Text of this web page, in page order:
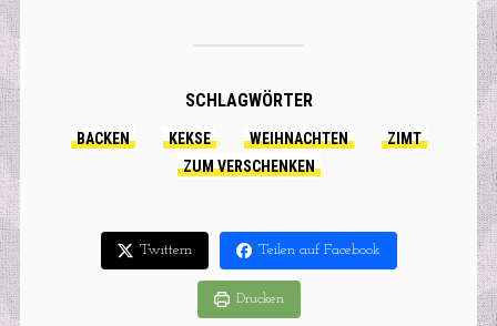
SCHLAGWÖRTER
BACKEN KEKSE WEIHNACHTEN
ZIMT
ZUM VERSCHENKEN
Twittern Teilen auf Facebook
Drucken